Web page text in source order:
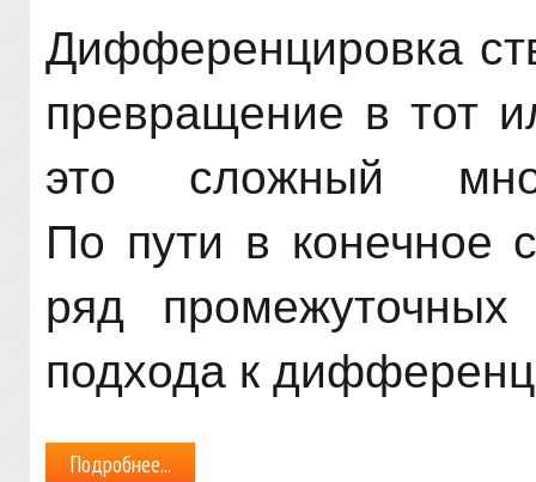
Дифференцировка
превращение в тот
это сложный
По пути в конечное
ряд
подхода к
Подробнее...